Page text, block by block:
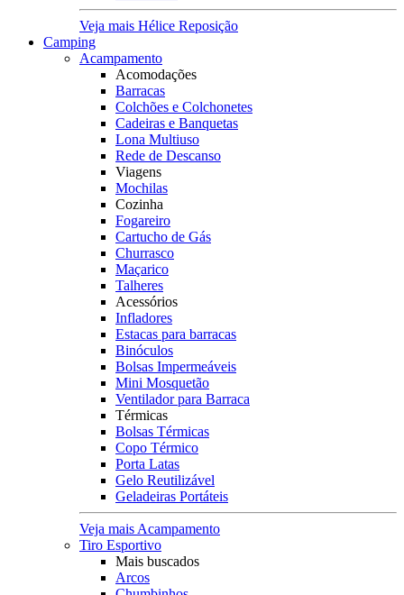
Veja mais Hélice Reposição
Camping
Acampamento
Acomodações
Barracas
Colchões e Colchonetes
Cadeiras e Banquetas
Lona Multiuso
Rede de Descanso
Viagens
Mochilas
Cozinha
Fogareiro
Cartucho de Gás
Churrasco
Maçarico
Talheres
Acessórios
Infladores
Estacas para barracas
Binóculos
Bolsas Impermeáveis
Mini Mosquetão
Ventilador para Barraca
Térmicas
Bolsas Térmicas
Copo Térmico
Porta Latas
Gelo Reutilizável
Geladeiras Portáteis
Veja mais Acampamento
Tiro Esportivo
Mais buscados
Arcos